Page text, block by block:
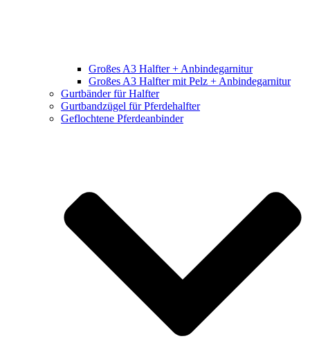
Großes A3 Halfter + Anbindegarnitur
Großes A3 Halfter mit Pelz + Anbindegarnitur
Gurtbänder für Halfter
Gurtbandzügel für Pferdehalfter
Geflochtene Pferdeanbinder